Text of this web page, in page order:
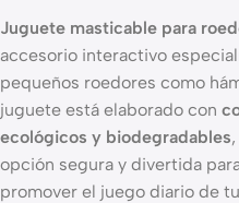
Juguete masticable para
accesorio interactivo
pequeños roedores como
juguete está elaborado con
ecológicos y biodegradables
opción segura y divertida
promover el juego diario de